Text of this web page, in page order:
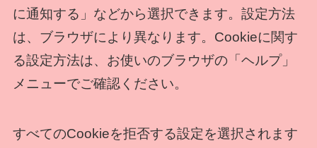
に通知する」などから選択できます。設定方法
は、ブラウザにより異なります。Cookieに関す
る設定方法は、お使いのブラウザの「ヘルプ」
メニューでご確認ください。
すべてのCookieを拒否する設定を選択されます